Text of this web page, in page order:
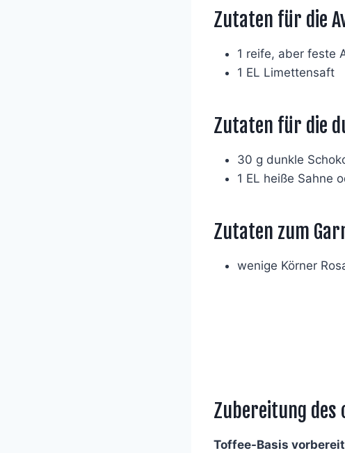
Zutaten für die
1 reife, aber feste
1 EL Limettensaft
Zutaten für die
30 g dunkle
1 EL heiße Sahne
Zutaten zum
wenige Körner
Zubereitung des
Toffee-Basis